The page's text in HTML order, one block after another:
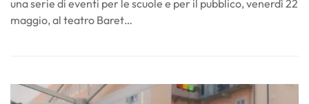
una serie di eventi per le scuole e per il pubblico, venerdì 22
maggio, al teatro Baret…